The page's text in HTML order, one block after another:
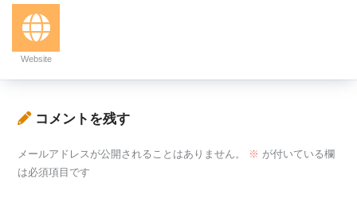
Website
コメントを残す
メールアドレスが公開されることはありません。 ※ が付いている欄
は必須項目です